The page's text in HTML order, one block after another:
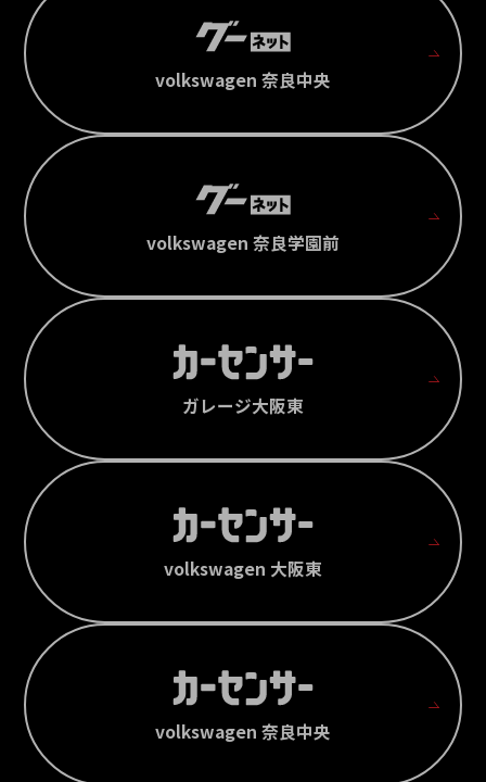
volkswagen 奈良中央
volkswagen 奈良学園前
ガレージ大阪東
volkswagen 大阪東
volkswagen 奈良中央